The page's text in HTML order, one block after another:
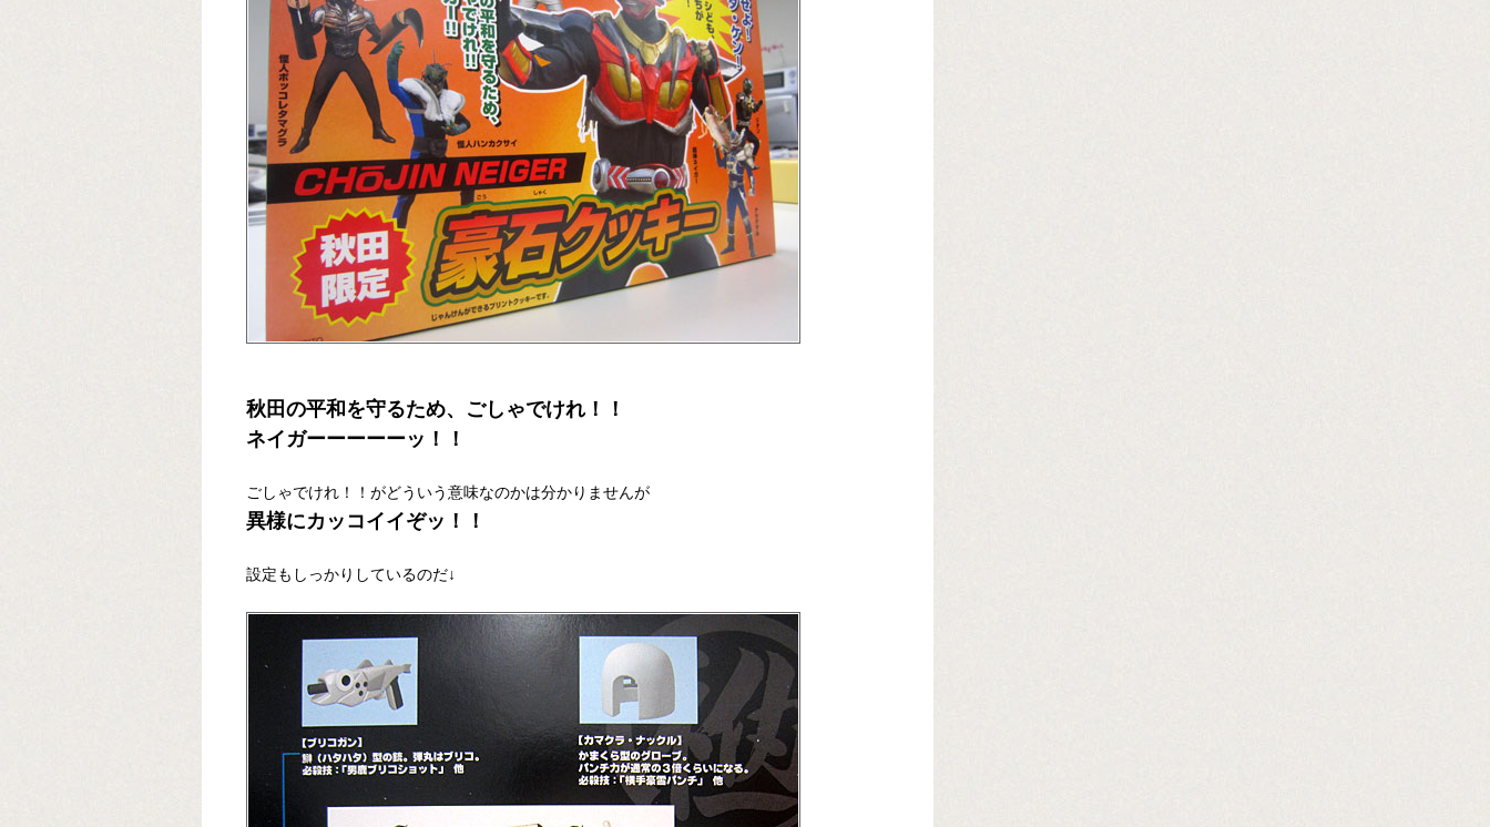
秋田の平和を守るため、ごしゃでけれ！！
ネイガーーーーーッ！！
ごしゃでけれ！！がどういう意味なのかは分かりませんが
異様にカッコイイぞッ！！
設定もしっかりしているのだ↓